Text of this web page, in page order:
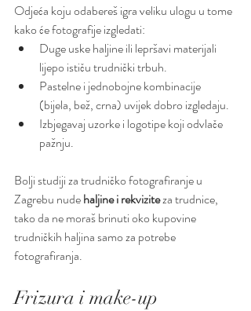
Odjeća koju odabereš igra veliku ulogu u tome
kako će fotografije izgledati:
Duge uske haljine ili lepršavi materijali
lijepo ističu trudnički trbuh.
Pastelne i jednobojne kombinacije
(bijela, bež, crna) uvijek dobro izgledaju.
Izbjegavaj uzorke i logotipe koji odvlače
pažnju.
Bolji studiji za trudničko fotografiranje u
Zagrebu nude haljine i rekvizite za trudnice,
tako da ne moraš brinuti oko kupovine
trudničkih haljina samo za potrebe
fotografiranja.
Frizura i make-up